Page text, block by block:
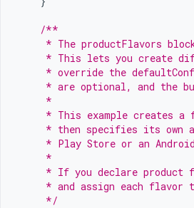
/**
* The productFlavors
* This lets you create
* override the
* are optional, and the
     *
* This example creates a
* then specifies its own
* Play Store or an
     *
* If you declare product
* and assign each flavor
     */